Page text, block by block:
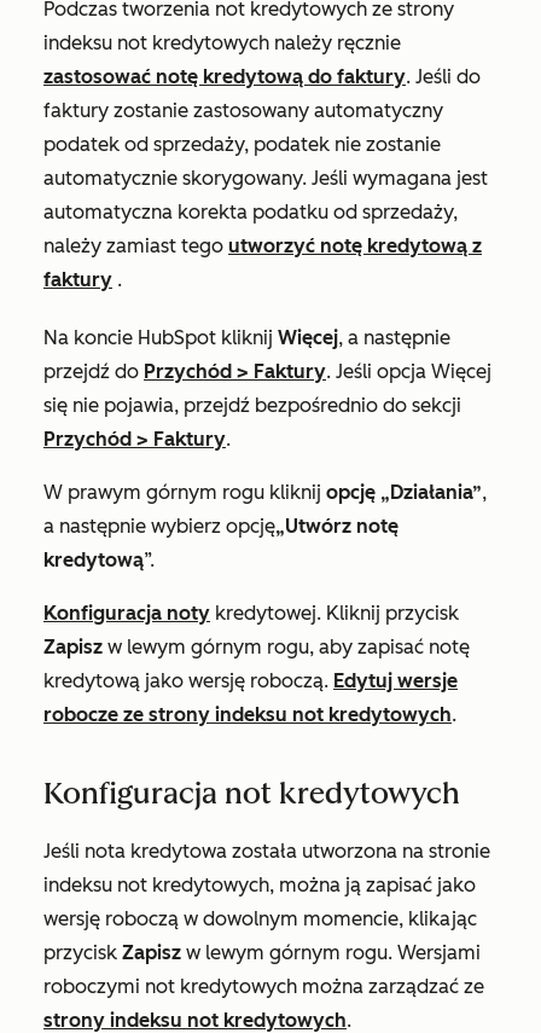
Podczas tworzenia not kredytowych ze strony
indeksu not kredytowych należy ręcznie
zastosować notę kredytową do faktury. Jeśli do
faktury zostanie zastosowany automatyczny
podatek od sprzedaży, podatek nie zostanie
automatycznie skorygowany. Jeśli wymagana jest
automatyczna korekta podatku od sprzedaży,
należy zamiast tego utworzyć notę kredytową z
faktury .
Na koncie HubSpot kliknij Więcej, a następnie
przejdź do Przychód > Faktury. Jeśli opcja Więcej
się nie pojawia, przejdź bezpośrednio do sekcji
Przychód > Faktury.
W prawym górnym rogu kliknij opcję „Działania”,
a następnie wybierz opcję„Utwórz notę
kredytową”.
Konfiguracja noty kredytowej. Kliknij przycisk
Zapisz w lewym górnym rogu, aby zapisać notę
kredytową jako wersję roboczą. Edytuj wersje
robocze ze strony indeksu not kredytowych.
Konfiguracja not kredytowych
Jeśli nota kredytowa została utworzona na stronie
indeksu not kredytowych, można ją zapisać jako
wersję roboczą w dowolnym momencie, klikając
przycisk Zapisz w lewym górnym rogu. Wersjami
roboczymi not kredytowych można zarządzać ze
strony indeksu not kredytowych.